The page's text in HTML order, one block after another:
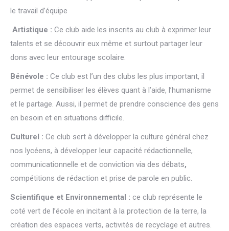
le travail d’équipe
Artistique : Ce club aide les inscrits au club à exprimer leur
talents et se découvrir eux même et surtout partager leur
dons avec leur entourage scolaire.
Bénévole : Ce club est l’un des clubs les plus important, il
permet de sensibiliser les élèves quant à l’aide, l’humanisme
et le partage. Aussi, il permet de prendre conscience des gens
en besoin et en situations difficile.
Culturel : Ce club sert à développer la culture général chez
nos lycéens, à développer leur capacité rédactionnelle,
communicationnelle et de conviction via des débats,
compétitions de rédaction et prise de parole en public.
Scientifique et Environnemental : ce club représente le
coté vert de l’école en incitant à la protection de la terre, la
création des espaces verts, activités de recyclage et autres.